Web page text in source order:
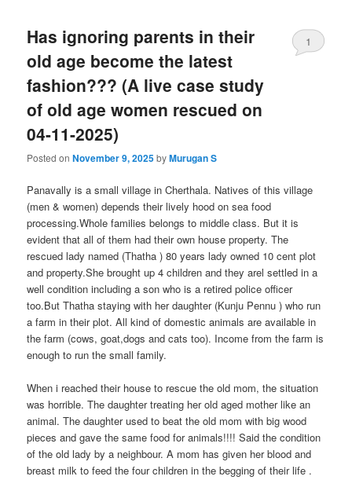
Has ignoring parents in their
old age become the latest
fashion??? (A live case study
of old age women rescued on
04-11-2025)
Posted onNovember 9, 2025byMurugan S
1
Panavally is a small village in Cherthala. Natives of this village
(men & women) depends their lively hood on sea food
processing.Whole families belongs to middle class. But it is
evident that all of them had their own house property. The
rescued lady named (Thatha ) 80 years lady owned 10 cent plot
and property.She brought up 4 children and they arel settled in a
well condition including a son who is a retired police officer
too.But Thatha staying with her daughter (Kunju Pennu ) who run
a farm in their plot. All kind of domestic animals are available in
the farm (cows, goat,dogs and cats too). Income from the farm is
enough to run the small family.
When i reached their house to rescue the old mom, the situation
was horrible. The daughter treating her old aged mother like an
animal. The daughter used to beat the old mom with big wood
pieces and gave the same food for animals!!!! Said the condition
of the old lady by a neighbour. A mom has given her blood and
breast milk to feed the four children in the begging of their life .